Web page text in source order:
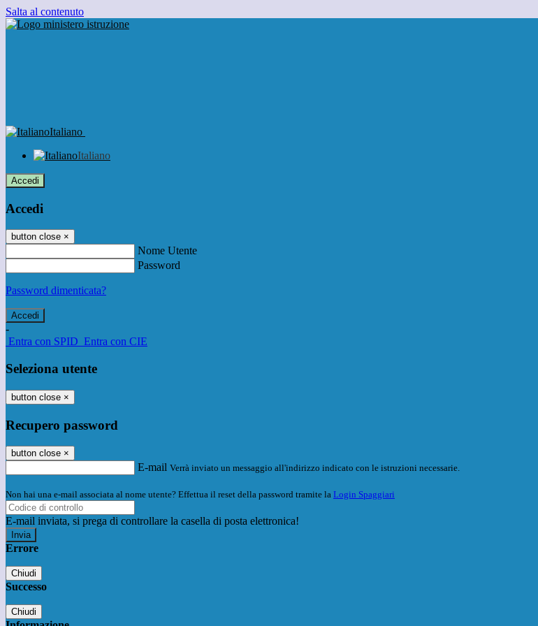
Salta al contenuto
Italiano
Italiano
Accedi
Accedi
button close ×
Nome Utente
Password
Password dimenticata?
-
Entra con SPID Entra con CIE
Seleziona utente
button close ×
Recupero password
button close ×
E-mail Verrà inviato un messaggio all'indirizzo indicato con le istruzioni necessarie.
Non hai una e-mail associata al nome utente? Effettua il reset della password tramite la Login Spaggiari
E-mail inviata, si prega di controllare la casella di posta elettronica!
Errore
Chiudi
Successo
Chiudi